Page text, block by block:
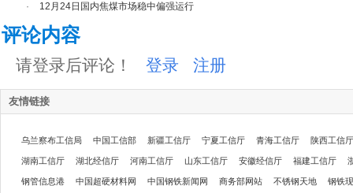
·
12月24日国内焦煤市场稳中偏强运行
评论内容
请登录后评论！ 登录 注册
友情链接
乌兰察布工信局 中国工信部 新疆工信厅 宁夏工信厅 青海工信厅 陕西工信厅
湖南工信厅 湖北经信厅 河南工信厅 山东工信厅 安徽经信厅 福建工信厅
钢管信息港 中国超硬材料网 中国钢铁新闻网 商务部网站 不锈钢天地 钢铁